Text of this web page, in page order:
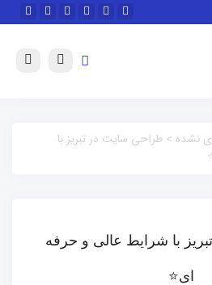
نشده > طراحی سایت در تبریز با
با شرایط عالی و حرفه
ای⭐️